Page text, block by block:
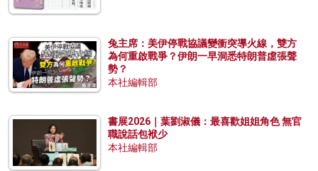
兔主席：美伊停戰協議變衝突導火線，雙方
為何重啟戰爭？伊朗一早洞悉特朗普虛張聲
勢？
本社編輯部
書展2026｜葉劉淑儀：最喜歡姐姐角色 無官
職說話包袱少
本社編輯部